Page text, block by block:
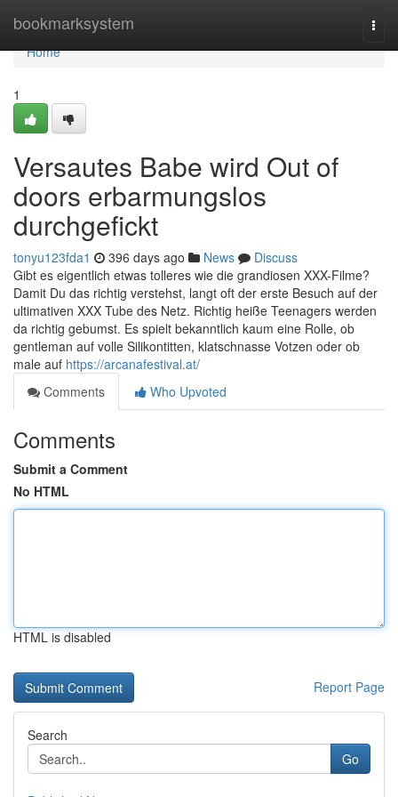
bookmarksystem
Home
Home
1
Versautes Babe wird Out of
doors erbarmungslos
durchgefickt
tonyu123fda1 396 days ago News
Discuss
Gibt es eigentlich etwas tolleres wie die grandiosen XXX-Filme?
Damit Du das richtig verstehst, langt oft der erste Besuch auf der
ultimativen XXX Tube des Netz. Richtig heiße Teenagers werden
da richtig gebumst. Es spielt bekanntlich kaum eine Rolle, ob
gentleman auf volle Silikontitten, klatschnasse Votzen oder ob
male auf https://arcanafestival.at/
Comments
Who Upvoted
Comments
Submit a Comment
No HTML
HTML is disabled
Report Page
Search
Go